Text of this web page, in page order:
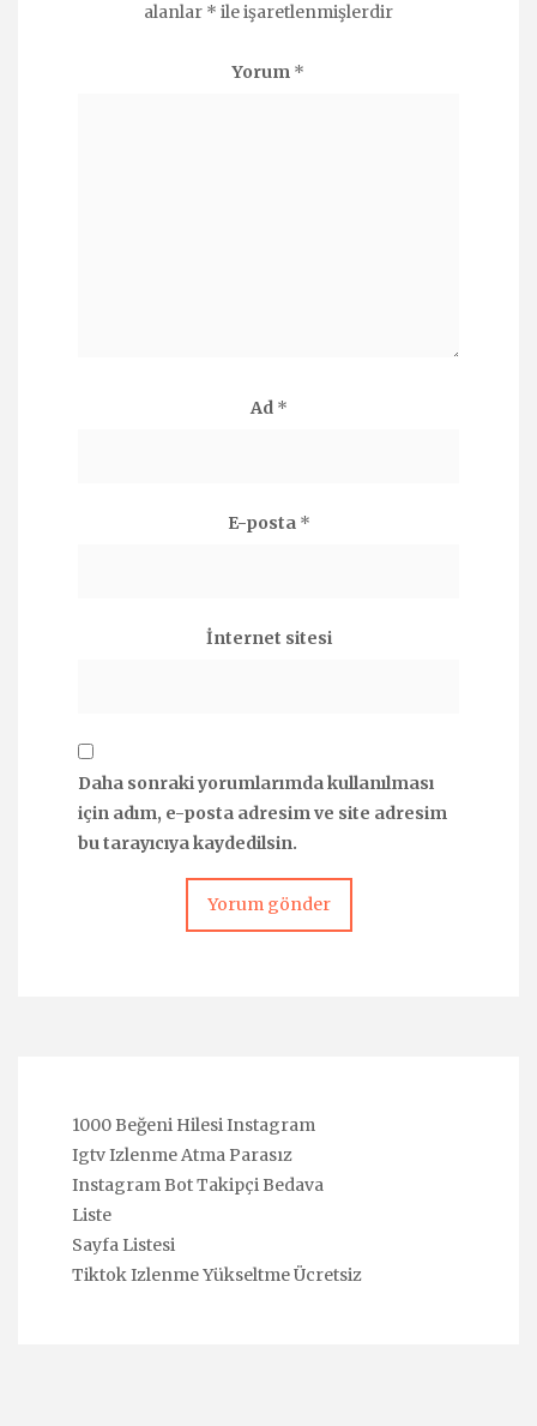
alanlar * ile işaretlenmişlerdir
Yorum *
Ad *
E-posta *
İnternet sitesi
Daha sonraki yorumlarımda kullanılması
için adım, e-posta adresim ve site adresim
bu tarayıcıya kaydedilsin.
1000 Beğeni Hilesi Instagram
Igtv Izlenme Atma Parasız
Instagram Bot Takipçi Bedava
Liste
Sayfa Listesi
Tiktok Izlenme Yükseltme Ücretsiz